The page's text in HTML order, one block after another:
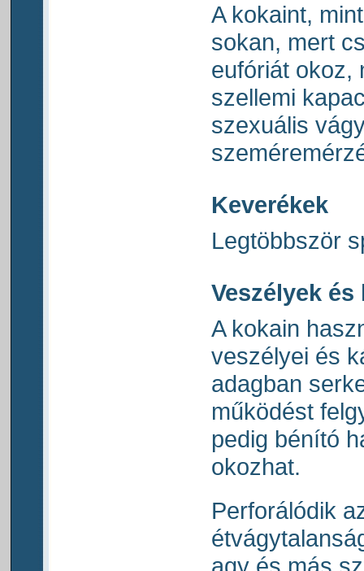
A kokaint,
sokan, mert
eufóriát okoz,
szellemi
szexuális
Keverékek
Legtöbbször
Veszélyek
A kokain
veszélyei és
adagban
működést
pedig bénító
okozhat.
Perforálódik